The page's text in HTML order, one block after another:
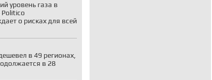
уровень газа в
о рисках для всей
в 49 регионах,
в 28